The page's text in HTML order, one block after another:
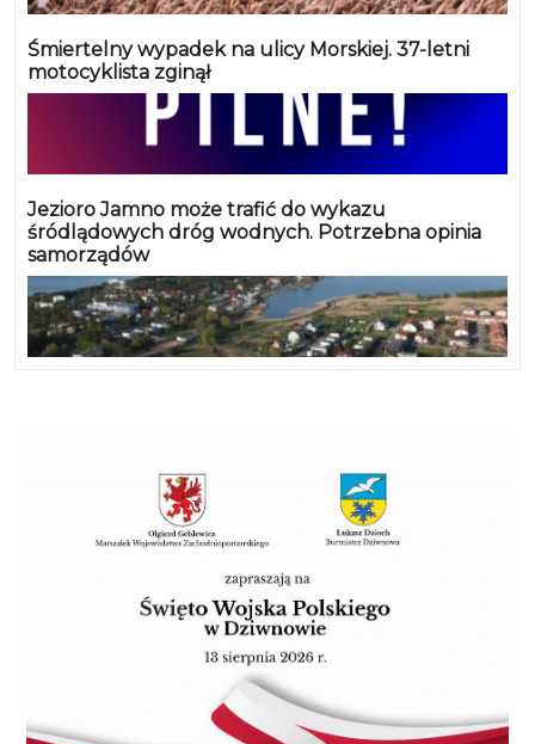
Śmiertelny wypadek na ulicy Morskiej. 37-letni
motocyklista zginął
Jezioro Jamno może trafić do wykazu
śródlądowych dróg wodnych. Potrzebna opinia
samorządów